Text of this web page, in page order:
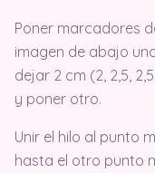
Poner marcadores
imagen de abajo
dejar 2 cm (2, 2,5,
y poner otro.
Unir el hilo al punto
hasta el otro punto